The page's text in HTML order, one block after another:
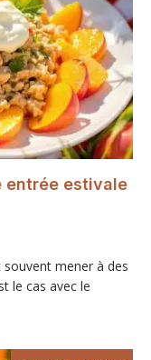
entrée estivale
mener à des
le cas avec le